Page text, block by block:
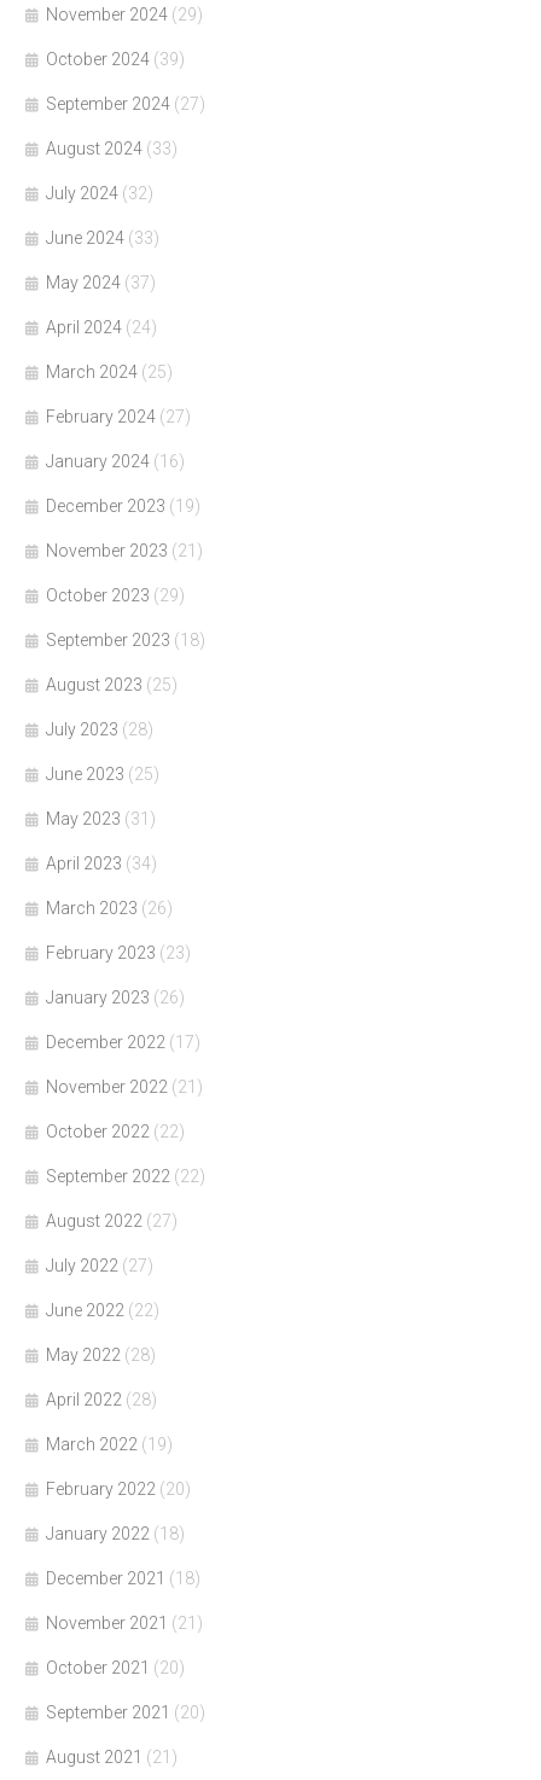
November 2024 (29)
October 2024 (39)
September 2024 (27)
August 2024 (33)
July 2024 (32)
June 2024 (33)
May 2024 (37)
April 2024 (24)
March 2024 (25)
February 2024 (27)
January 2024 (16)
December 2023 (19)
November 2023 (21)
October 2023 (29)
September 2023 (18)
August 2023 (25)
July 2023 (28)
June 2023 (25)
May 2023 (31)
April 2023 (34)
March 2023 (26)
February 2023 (23)
January 2023 (26)
December 2022 (17)
November 2022 (21)
October 2022 (22)
September 2022 (22)
August 2022 (27)
July 2022 (27)
June 2022 (22)
May 2022 (28)
April 2022 (28)
March 2022 (19)
February 2022 (20)
January 2022 (18)
December 2021 (18)
November 2021 (21)
October 2021 (20)
September 2021 (20)
August 2021 (21)